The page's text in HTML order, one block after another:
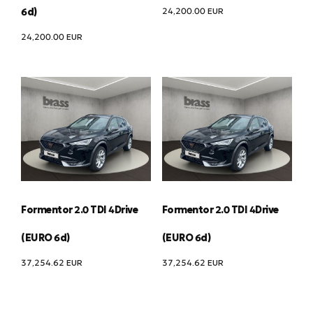
6d)
24,200.00 EUR
24,200.00 EUR
Formentor 2.0 TDI 4Drive
(EURO 6d)
37,254.62 EUR
Formentor 2.0 TDI 4Drive
(EURO 6d)
37,254.62 EUR